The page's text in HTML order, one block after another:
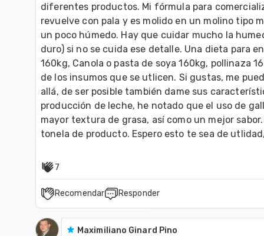
diferentes productos. Mi fórmula para
revuelve con pala y es molido en un molino tipo
un poco húmedo. Hay que cuidar mucho la
duro) si no se cuida ese detalle. Una dieta para
160kg, Canola o pasta de soya 160kg, pollinaza
de los insumos que se utlicen. Si gustas, me
allá, de ser posible también dame sus
producción de leche, he notado que el uso de
mayor textura de grasa, así como un mejor
tonela de producto. Espero esto te sea de
7
Recomendar Responder
Maximiliano Ginard Pino